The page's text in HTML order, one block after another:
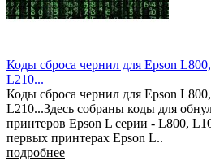
Коды сброса чернил для Epson
L210...
Коды сброса чернил для Epson
L210...Здесь собраны коды для
принтеров Epson L серии - L800,
первых принтерах Epson L..
подробнее